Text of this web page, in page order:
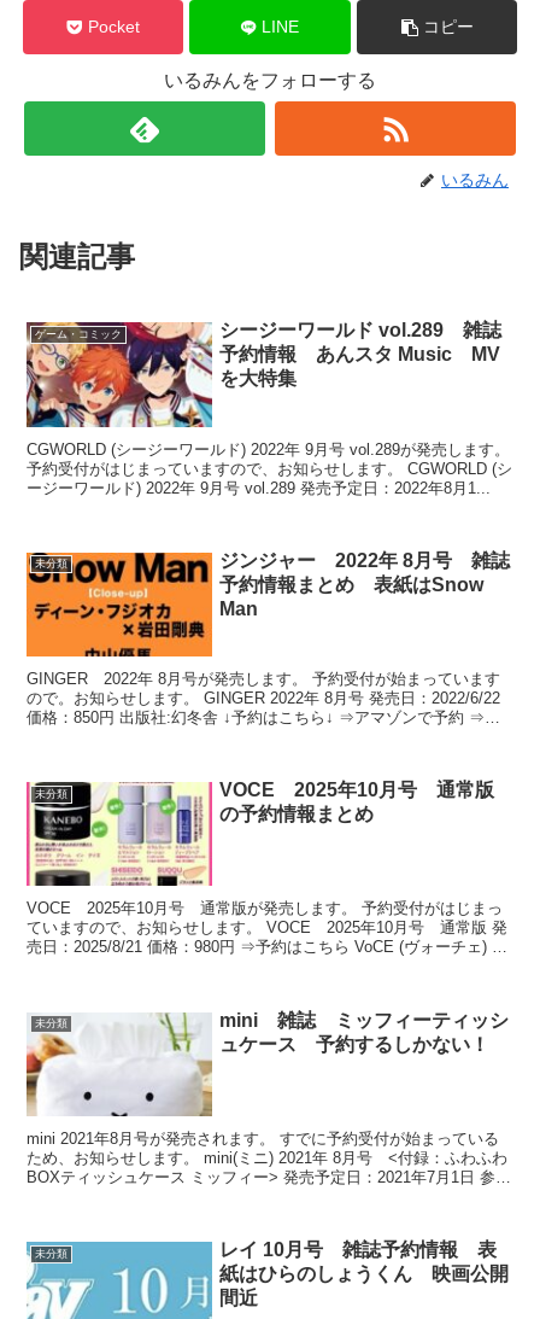
Pocket LINE コピー
いるみんをフォローする
いるみん
関連記事
ゲーム・コミック
シージーワールド vol.289 雑誌
予約情報 あんスタ Music MV
を大特集
CGWORLD (シージーワールド) 2022年 9月号 vol.289が発売します。
予約受付がはじまっていますので、お知らせします。 CGWORLD (シ
ージーワールド) 2022年 9月号 vol.289 発売予定日：2022年8月1...
未分類
ジンジャー 2022年 8月号 雑誌
予約情報まとめ 表紙はSnow
Man
GINGER 2022年 8月号が発売します。 予約受付が始まっています
ので。お知らせします。 GINGER 2022年 8月号 発売日：2022/6/22
価格：850円 出版社:幻冬舎 ↓予約はこちら↓ ⇒アマゾンで予約 ⇒楽
未分類
VOCE 2025年10月号 通常版
の予約情報まとめ
VOCE 2025年10月号 通常版が発売します。 予約受付がはじまっ
ていますので、お知らせします。 VOCE 2025年10月号 通常版 発
売日：2025/8/21 価格：980円 ⇒予約はこちら VoCE (ヴォーチェ)
未分類
mini 雑誌 ミッフィーティッシ
ュケース 予約するしかない！
mini 2021年8月号が発売されます。 すでに予約受付が始まっている
ため、お知らせします。 mini(ミニ) 2021年 8月号 <付録：ふわふわ
BOXティッシュケース ミッフィー> 発売予定日：2021年7月1日 参考
未分類
レイ 10月号 雑誌予約情報 表
紙はひらのしょうくん 映画公開
間近